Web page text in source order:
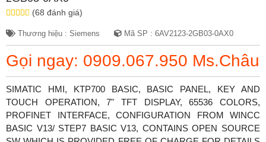
(68 đánh giá)
Thương hiệu : Siemens Mã SP : 6AV2123-2GB03-0AX0
Gọi ngay: 0909.067.950 Ms.Châu
SIMATIC HMI, KTP700 BASIC, BASIC PANEL, KEY AND
TOUCH OPERATION, 7" TFT DISPLAY, 65536 COLORS,
PROFINET INTERFACE, CONFIGURATION FROM WINCC
BASIC V13/ STEP7 BASIC V13, CONTAINS OPEN SOURCE